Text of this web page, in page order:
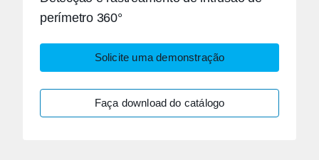
perímetro 360°
Solicite uma demonstração
Faça download do catálogo